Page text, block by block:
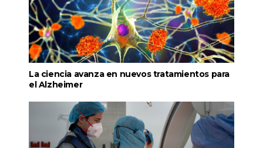
La ciencia avanza en nuevos tratamientos para
el Alzheimer